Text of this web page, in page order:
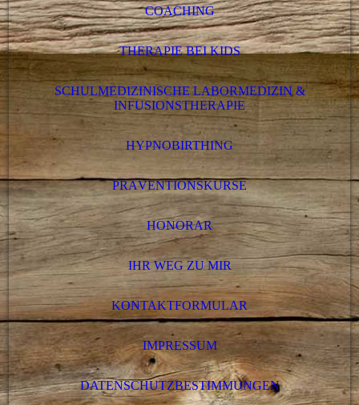
COACHING
THERAPIE BEI KIDS
SCHULMEDIZINISCHE LABORMEDIZIN &
INFUSIONSTHERAPIE
HYPNOBIRTHING
PRÄVENTIONSKURSE
HONORAR
IHR WEG ZU MIR
KONTAKTFORMULAR
IMPRESSUM
DATENSCHUTZBESTIMMUNGEN